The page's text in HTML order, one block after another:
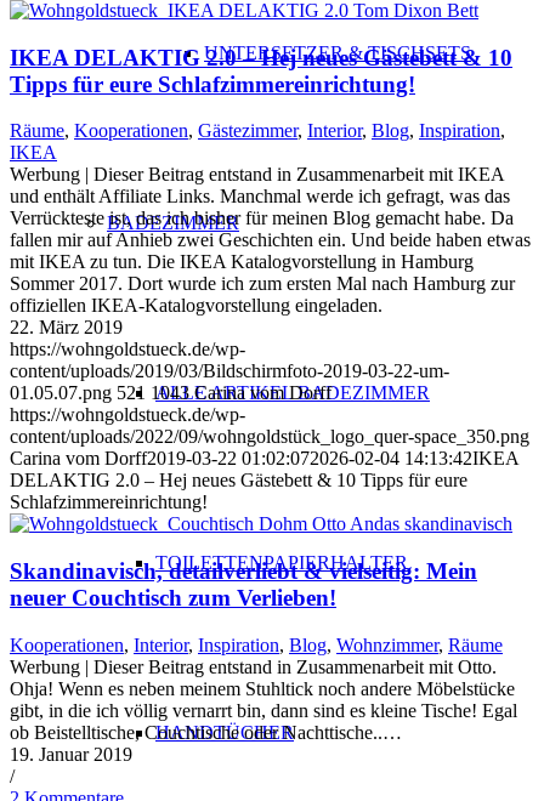
UNTERSETZER & TISCHSETS
BADEZIMMER
ALLE ARTIKEL BADEZIMMER
TOILETTENPAPIERHALTER
HANDTÜCHER
IKEA DELAKTIG 2.0 – Hej neues Gästebett & 10
Tipps für eure Schlafzimmereinrichtung!
Räume, Kooperationen, Gästezimmer, Interior, Blog, Inspiration,
IKEA
Werbung | Dieser Beitrag entstand in Zusammenarbeit mit IKEA
und enthält Affiliate Links. Manchmal werde ich gefragt, was das
Verrückteste ist, das ich bisher für meinen Blog gemacht habe. Da
fallen mir auf Anhieb zwei Geschichten ein. Und beide haben etwas
mit IKEA zu tun. Die IKEA Katalogvorstellung in Hamburg
Sommer 2017. Dort wurde ich zum ersten Mal nach Hamburg zur
offiziellen IKEA-Katalogvorstellung eingeladen.
22. März 2019
https://wohngoldstueck.de/wp-
content/uploads/2019/03/Bildschirmfoto-2019-03-22-um-
01.05.07.png 521 1043 Carina vom Dorff
https://wohngoldstueck.de/wp-
content/uploads/2022/09/wohngoldstück_logo_quer-space_350.png
Carina vom Dorff2019-03-22 01:02:072026-02-04 14:13:42IKEA
DELAKTIG 2.0 – Hej neues Gästebett & 10 Tipps für eure
Schlafzimmereinrichtung!
Skandinavisch, detailverliebt & vielseitig: Mein
neuer Couchtisch zum Verlieben!
Kooperationen, Interior, Inspiration, Blog, Wohnzimmer, Räume
Werbung | Dieser Beitrag entstand in Zusammenarbeit mit Otto.
Ohja! Wenn es neben meinem Stuhltick noch andere Möbelstücke
gibt, in die ich völlig vernarrt bin, dann sind es kleine Tische! Egal
ob Beistelltische, Couchtische oder Nachttische..…
19. Januar 2019
/